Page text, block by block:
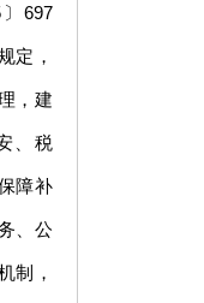
697
定，
，建
、税
障补
、公
制，